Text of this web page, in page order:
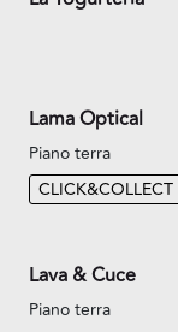
Lama Optical
Piano terra
CLICK&COLLECT
Lava & Cuce
Piano terra